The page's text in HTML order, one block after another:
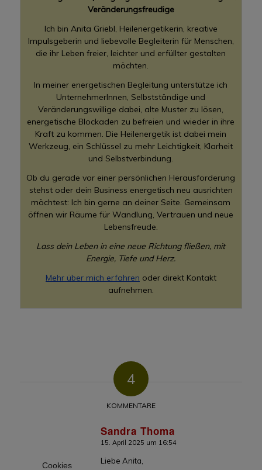
Veränderungsfreudige
Ich bin Anita Griebl, Heilenergetikerin, kreative
Impulsgeberin und liebevolle Begleiterin für Menschen,
die ihr Leben freier, leichter und erfüllter gestalten
möchten.
In meiner energetischen Begleitung unterstütze ich
UnternehmerInnen, Selbstständige und
Veränderungswillige dabei, alte Muster zu lösen,
energetische Blockaden zu befreien und wieder in ihre
Kraft zu kommen. Die Heilenergetik ist dabei mein
Werkzeug, ein Schlüssel zu mehr Leichtigkeit, Klarheit
und Selbstverbindung.
Ob du gerade vor einer persönlichen Herausforderung
stehst oder dein Business energetisch neu ausrichten
möchtest: Ich bin gerne an deiner Seite. Gemeinsam
öffnen wir Räume für Wandlung, Vertrauen und neue
Lebensfreude.
Lass dein Leben in eine neue Richtung fließen, mit
Energie, Tiefe und Herz.
Mehr über mich erfahren oder direkt Kontakt
aufnehmen.
4
KOMMENTARE
Sandra Thoma
sagte:
15. April 2025 um 16:54
Liebe Anita,
Cookies